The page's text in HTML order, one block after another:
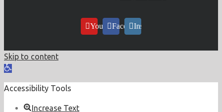
YouTubeFacebookInstagram
Skip to content
Open
Accessibility Tools
Increase Text